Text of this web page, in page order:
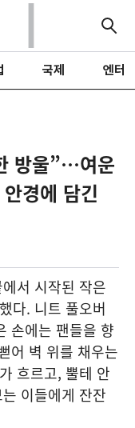
국제 엔터
방울”…여운
경에 담긴
서 시작된 작은
다. 니트 풀오버
손에는 팬들을 향
어 벽 위를 채우는
흐르고, 뿔테 안
이들에게 잔잔